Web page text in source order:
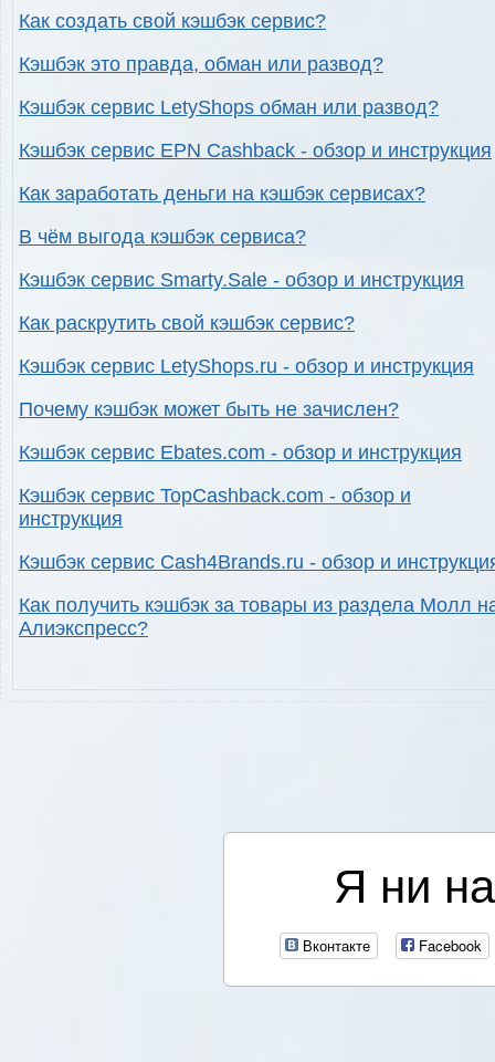
Как создать свой кэшбэк сервис?
Кэшбэк это правда, обман или развод?
Кэшбэк сервис LetyShops обман или развод?
Кэшбэк сервис EPN Cashback - обзор и инструкция
Как заработать деньги на кэшбэк сервисах?
В чём выгода кэшбэк сервиса?
Кэшбэк сервис Smarty.Sale - обзор и инструкция
Как раскрутить свой кэшбэк сервис?
Кэшбэк сервис LetyShops.ru - обзор и инструкция
Почему кэшбэк может быть не зачислен?
Кэшбэк сервис Ebates.com - обзор и инструкция
Кэшбэк сервис TopCashback.com - обзор и
инструкция
Кэшбэк сервис Cash4Brands.ru - обзор и
Как получить кэшбэк за товары из раздела Молл
Алиэкспресс?
Я ни
Вконтакте Facebook